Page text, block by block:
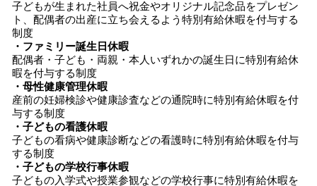
子どもが生まれた社員へ祝金やオリジナル記念品をプレゼン
ト、配偶者の出産に立ち会えるよう特別有給休暇を付与する
制度
・ファミリー誕生日休暇
配偶者・子ども・両親・本人いずれかの誕生日に特別有給休
暇を付与する制度
・母性健康管理休暇
産前の妊婦検診や健康診査などの通院時に特別有給休暇を付
与する制度
・子どもの看護休暇
子どもの看病や健康診断などの看護時に特別有給休暇を付与
する制度
・子どもの学校行事休暇
子どもの入学式や授業参観などの学校行事に特別有給休暇を